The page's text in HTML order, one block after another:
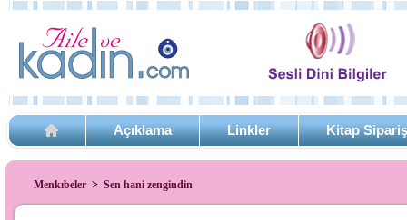
Açıklama Linkler Kitap
Menkıbeler > Sen hani zengindin